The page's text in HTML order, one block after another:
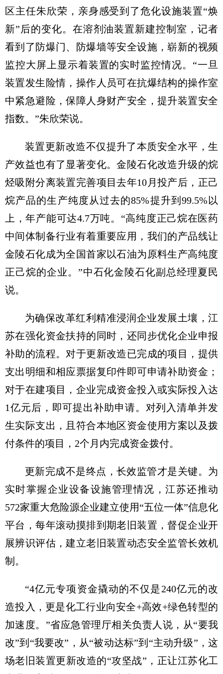
区主任朱欣荣，亲身感受到了危化设施装置“焕
新”后的变化。在溶剂油装置新建控制室，记者
看到了防爆门、防爆墙等安全设施，崭新的视频
监控大屏上显示着装置的实时监控情况。“一旦
装置发生险情，操作人员可在抗爆结构的操作室
中紧急避险，保障人身财产安全，提升装置安全
指数。”朱欣荣说。
装置更新改造不仅提升了本质安全水平，生
产效益也有了显著变化。金陵石化改造升级的烷
烃吸附分离装置完善项目去年10月投产后，正己
烷产品的生产纯度从过去的85%提升到99.5%以
上，年产能可达4.7万吨。“高纯度正己烷在医药
中间体制备行业有着重要应用，我们的产品线让
金陵石化成为全国首家以石油为原料生产高纯度
正己烷的企业。”中石化金陵石化副总经理夏民
说。
为确保改革红利精准浸润企业发展土壤，江
苏在强化资金扶持的同时，还同步优化企业申报
补助的流程。对于更新改造已完成的项目，提供
支出明细和相应票据复印件即可申请补助资金；
对于在建项目，企业完成资金投入或实际投入达
1亿元后，即可提出补助申请。对列入清单并发
生实际支出，且符合本地区资金使用方案以及拨
付条件的项目，2个月内完成资金拨付。
更新完成不是终点，长效监管才是关键。为
实时掌握企业设备设施管理情况，江苏还推动
572家重大危险源企业建立使用“五位一体”信息化
平台，每年滚动摸排到期老旧装置，督促企业开
展辨识评估，建立老旧装置动态安全监管长效机
制。
“4亿元专项资金撬动的不仅是240亿元的改
造投入，更是化工行业向安全+高效+绿色转型的
加速度。”省应急管理厅相关负责人说，从“要我
改”到“我要改”，从“被动达标”到“主动升级”，这
场老旧装置更新改造的“攻坚战”，正让江苏化工